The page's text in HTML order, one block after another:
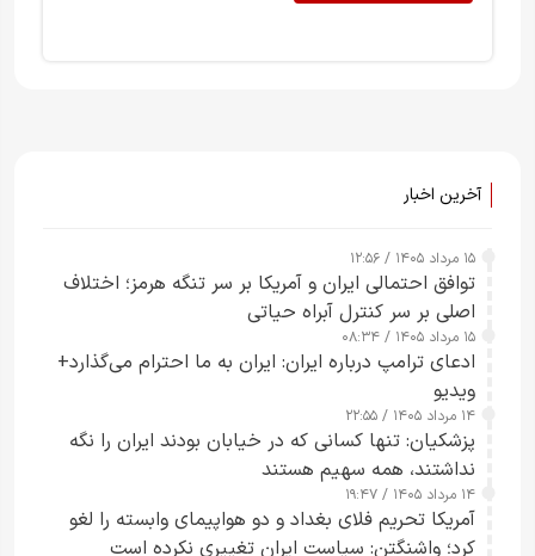
آخرین اخبار
۱۵ مرداد ۱۴۰۵ / ۱۲:۵۶
توافق احتمالی ایران و آمریکا بر سر تنگه هرمز؛ اختلاف
اصلی بر سر کنترل آبراه حیاتی
۱۵ مرداد ۱۴۰۵ / ۰۸:۳۴
ادعای ترامپ درباره ایران: ایران به ما احترام می‌گذارد+
ویدیو
۱۴ مرداد ۱۴۰۵ / ۲۲:۵۵
پزشکیان: تنها کسانی که در خیابان بودند ایران را نگه
نداشتند، همه سهیم هستند
۱۴ مرداد ۱۴۰۵ / ۱۹:۴۷
آمریکا تحریم فلای بغداد و دو هواپیمای وابسته را لغو
کرد؛ واشنگتن: سیاست ایران تغییری نکرده است